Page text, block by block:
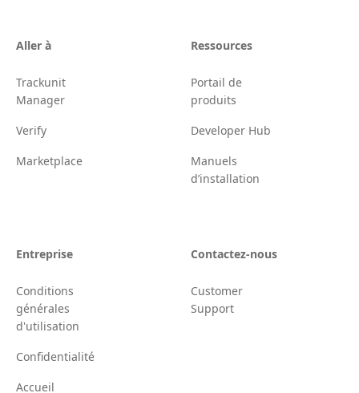
Aller à
Trackunit
Manager
Verify
Marketplace
Ressources
Portail de
produits
Developer Hub
Manuels
d’installation
Entreprise
Conditions
générales
d'utilisation
Confidentialité
Accueil
Contactez-nous
Customer
Support